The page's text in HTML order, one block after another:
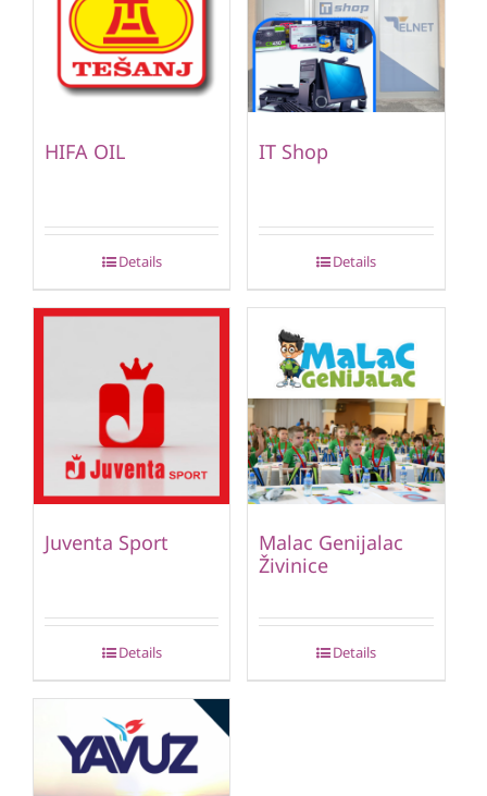
HIFA OIL
Details
IT Shop
Details
Juventa Sport
Details
Malac Genijalac
Živinice
Details